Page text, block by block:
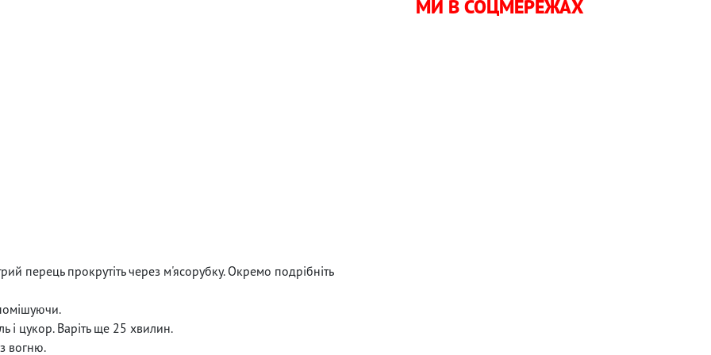
перець прокрутіть через м'ясорубку. Окремо подрібніть
і цукор. Варіть ще 25 хвилин.
вогню.
МИ В СОЦМЕРЕЖАХ